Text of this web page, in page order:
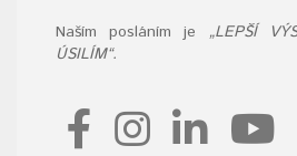
Naším posláním je „LEPŠÍ
ÚSILÍM“.